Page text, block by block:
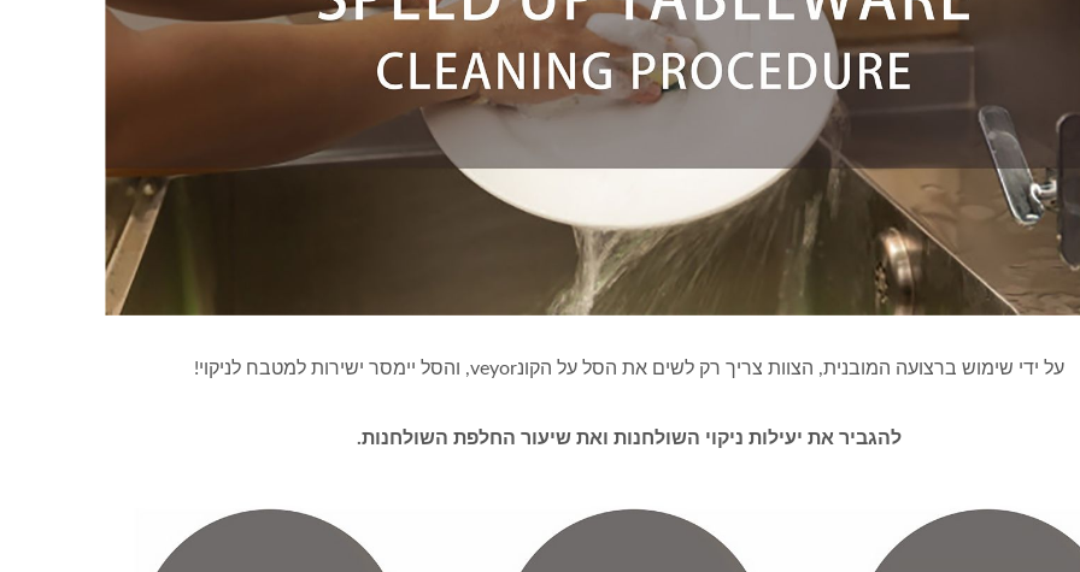
על ידי שימוש ברצועה המובנית, הצוות צריך רק לשים את הסל על הקונveyor, והסל יימסר ישירות למטבח לניקוי!
להגביר את יעילות ניקוי השולחנות ואת שיעור החלפת השולחנות.
מערכת משלוחי מזון
משלוח מזון (רכבת